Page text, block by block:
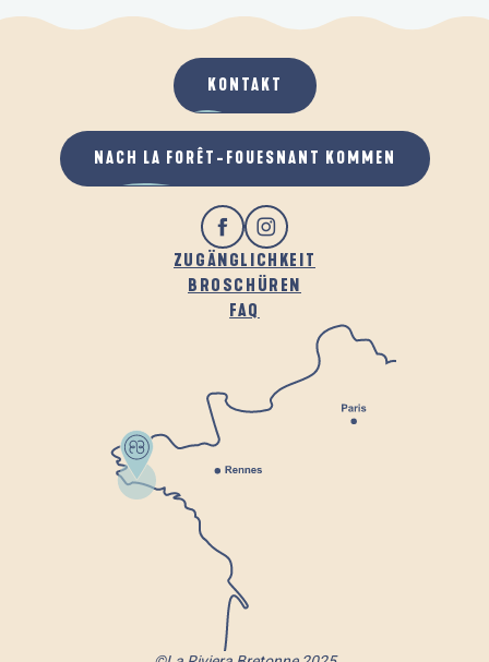
ZUGÄNGLICHKEIT
BROSCHÜREN
FAQ
KONTAKT
NACH LA FORÊT-FOUESNANT KOMMEN